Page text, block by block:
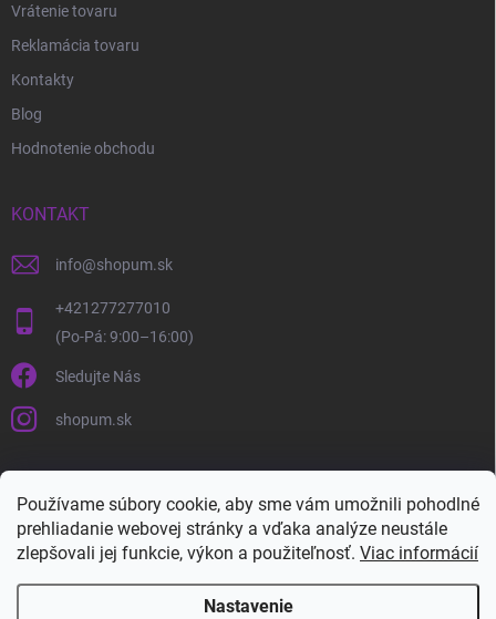
Používame súbory cookie, aby sme vám umožnili pohodlné
prehliadanie webovej stránky a vďaka analýze neustále
zlepšovali jej funkcie, výkon a použiteľnosť. Viac informácií
Nastavenie
Vrátenie tovaru
Reklamácia tovaru
Kontakty
Blog
Hodnotenie obchodu
KONTAKT
info@shopum.sk
+421277277010
Sledujte Nás
shopum.sk